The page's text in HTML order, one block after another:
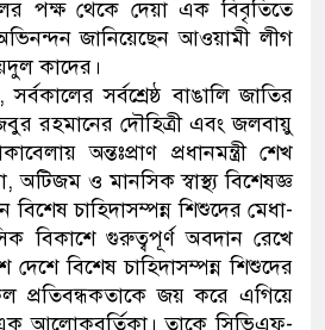
থানা পুলিশ
পক্ষ থেকে দেয়া এক বিবৃতিতে
জানিয়েছেন আওয়ামী লীগ
কাদের।
সর্বশ্রেষ্ঠ বাঙালি জাতির
রহমানের দৌহিত্রী এবং জলবায়ু
অন্তঃপ্রাণ প্রধানমন্ত্রী শেখ
অটিজম ও মানসিক স্বাস্থ্য বিশেষজ্ঞ
চাহিদাসম্পন্ন শিশুদের মেধা-
বিকাশে গুরুত্বপূর্ণ অবদান রেখে
দেশে বিশেষ চাহিদাসম্পন্ন শিশুদের
প্রতিবন্ধকতাকে জয় করে এগিয়ে
এক আলোকবর্তিকা। তাকে সিভিএফ-